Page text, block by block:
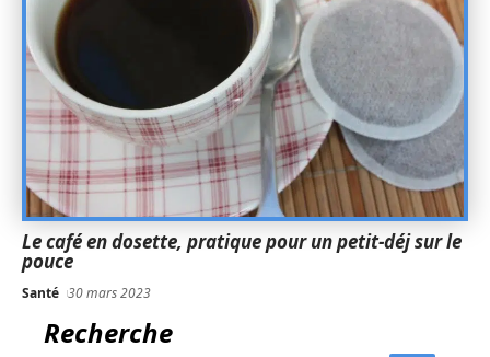
Le café en dosette, pratique pour un petit-déj sur le
pouce
Santé 30 mars 2023
Recherche